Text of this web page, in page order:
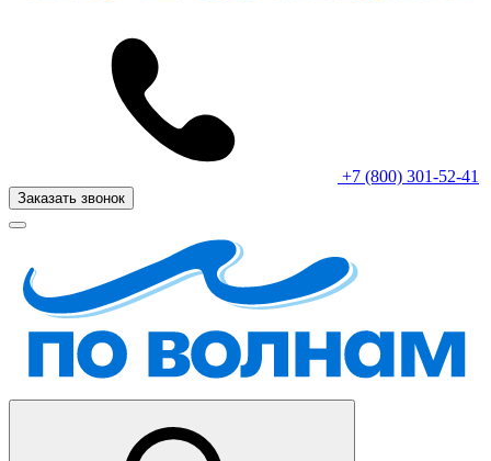
+7 (800) 301-52-41
Заказать звонок